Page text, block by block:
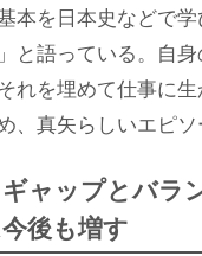
本を日本史などで
と語っている。自
れを埋めて仕事に
、真矢らしいエピソ
ャップとバラ
後も増す